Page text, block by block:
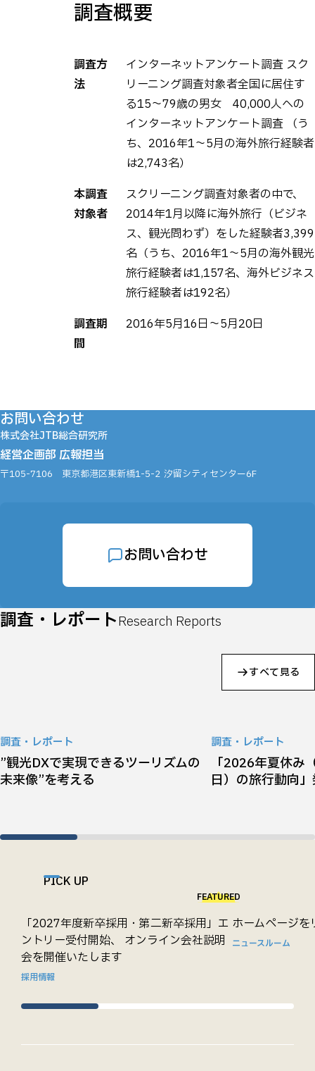
調査概要
調査方
法
インターネットアンケート調査 スク
リーニング調査対象者全国に居住す
る15～79歳の男女 40,000人への
インターネットアンケート調査 （う
ち、2016年1～5月の海外旅行経験者
は2,743名）
本調査
対象者
スクリーニング調査対象者の中で、
2014年1月以降に海外旅行（ビジネ
ス、観光問わず）をした経験者3,399
名（うち、2016年1～5月の海外観光
旅行経験者は1,157名、海外ビジネス
旅行経験者は192名）
調査期
間
2016年5月16日～5月20日
お問い合わせ
株式会社JTB総合研究所
経営企画部 広報担当
〒105-7106 東京都港区東新橋1-5-2 汐留シティセンター6F
お問い合わせ
調査・レポートResearch Reports
すべて見る
調査・レポート
”観光DXで実現できるツーリズムの
未来像”を考える
調査・レポート
「2026年夏休
日）の旅行動向
PICK UP
FEATURED
「2027年度新卒採用・第二新卒採用」エ
ントリー受付開始、 オンライン会社説明
会を開催いたします
採用情報
ホームページ
ニュースルーム